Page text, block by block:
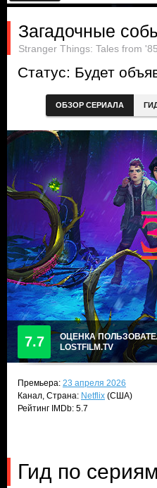
Загадочные
Stranger Things: Tales from '85
Статус: Будет
ОБЗОР СЕРИАЛА
7.7
ОЦЕНКА
LOSTFILM.TV
Премьера: 23 апреля 2026
Канал, Страна: Netflix (США)
Рейтинг IMDb: 5.7
Гид по сериям